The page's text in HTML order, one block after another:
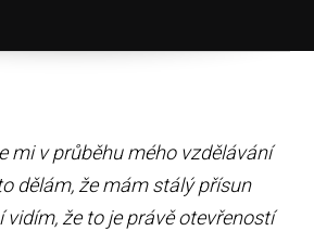
mi v průběhu mého vzdělávání
dělám, že mám stálý přísun
vidím, že to je právě otevřeností